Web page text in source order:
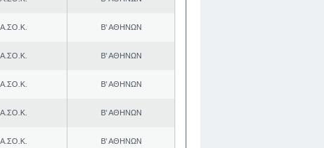
Β' ΑΘΗΝΩΝ
Β' ΑΘΗΝΩΝ
Β' ΑΘΗΝΩΝ
Β' ΑΘΗΝΩΝ
Β' ΑΘΗΝΩΝ